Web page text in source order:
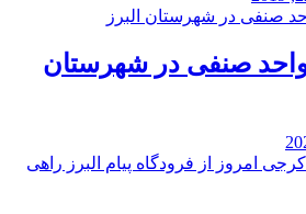
۶ واحد صنفی در شهرستان